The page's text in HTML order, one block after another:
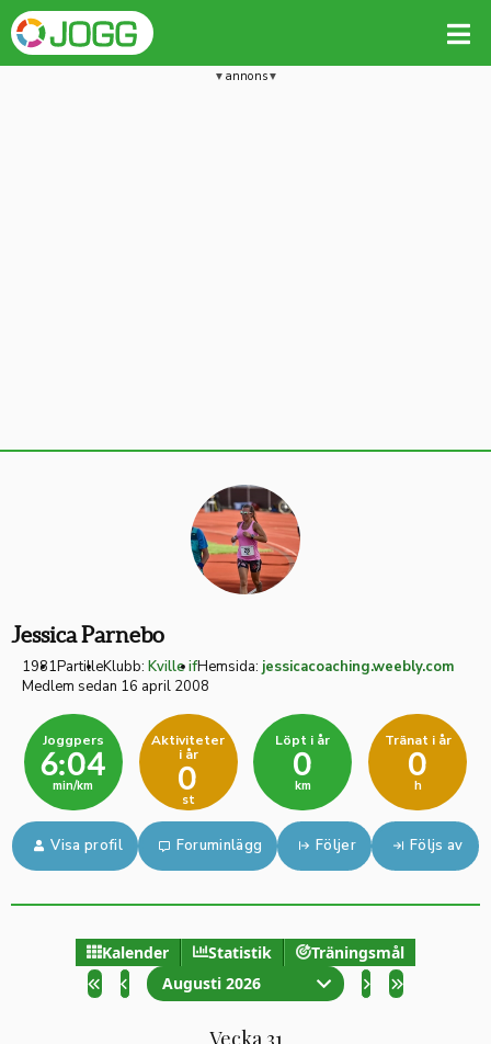
annons
Jessica Parnebo
1981PartilleKlubb: Kville ifHemsida: jessicacoaching.weebly.com
Medlem sedan 16 april 2008
Joggpers
6:04
min/km
Aktiviteter
i år
0
st
Löpt i år
0
km
Tränat i år
0
h
Visa profil Foruminlägg Följer Följs av
Kalender Statistik
Träningsmål
Augusti 2026
Vecka 31